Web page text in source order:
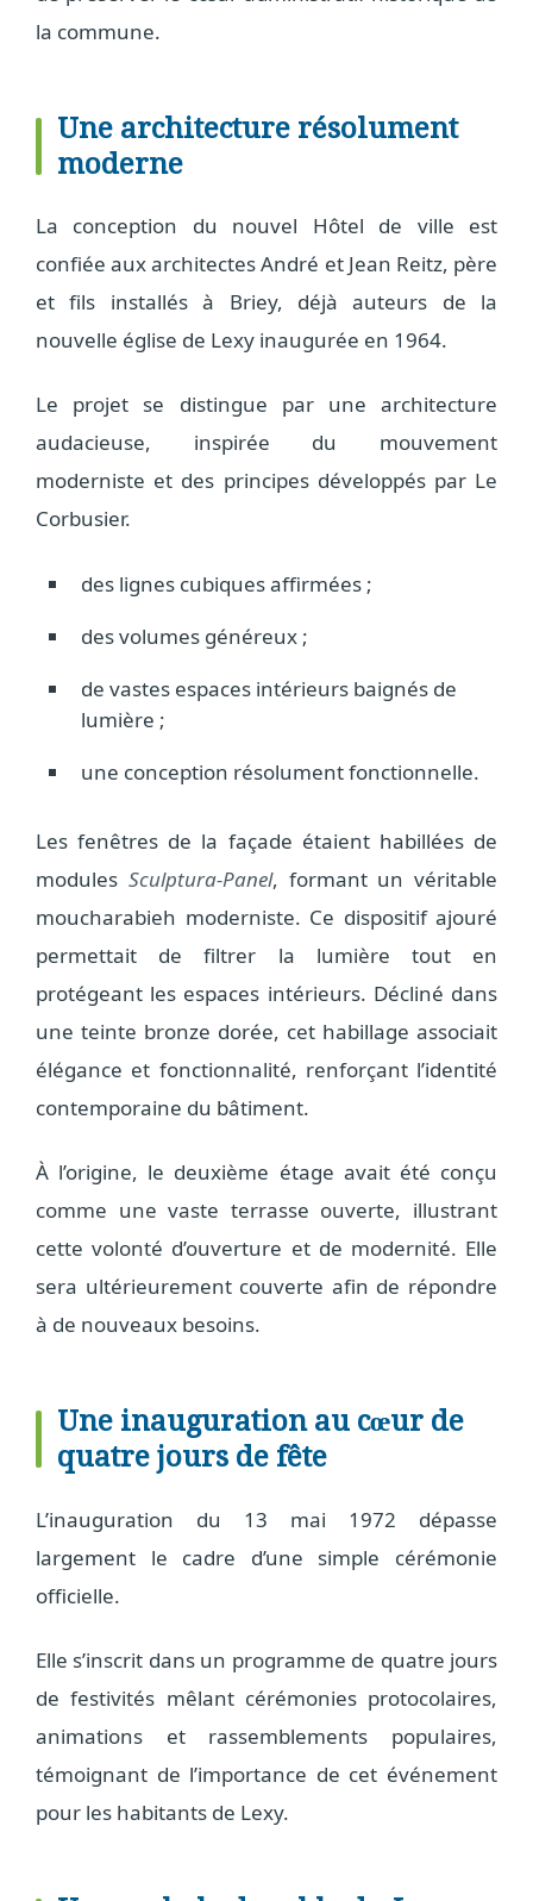
la commune.
Une architecture résolument
moderne
La conception du nouvel Hôtel de ville est
confiée aux architectes André et Jean Reitz, père
et fils installés à Briey, déjà auteurs de la
nouvelle église de Lexy inaugurée en 1964.
Le projet se distingue par une architecture
audacieuse, inspirée du mouvement
moderniste et des principes développés par Le
Corbusier.
des lignes cubiques affirmées ;
des volumes généreux ;
de vastes espaces intérieurs baignés de
lumière ;
une conception résolument fonctionnelle.
Les fenêtres de la façade étaient habillées de
modules Sculptura-Panel, formant un véritable
moucharabieh moderniste. Ce dispositif ajouré
permettait de filtrer la lumière tout en
protégeant les espaces intérieurs. Décliné dans
une teinte bronze dorée, cet habillage associait
élégance et fonctionnalité, renforçant l’identité
contemporaine du bâtiment.
À l’origine, le deuxième étage avait été conçu
comme une vaste terrasse ouverte, illustrant
cette volonté d’ouverture et de modernité. Elle
sera ultérieurement couverte afin de répondre
à de nouveaux besoins.
Une inauguration au cœur de
quatre jours de fête
L’inauguration du 13 mai 1972 dépasse
largement le cadre d’une simple cérémonie
officielle.
Elle s’inscrit dans un programme de quatre jours
de festivités mêlant cérémonies protocolaires,
animations et rassemblements populaires,
témoignant de l’importance de cet événement
pour les habitants de Lexy.